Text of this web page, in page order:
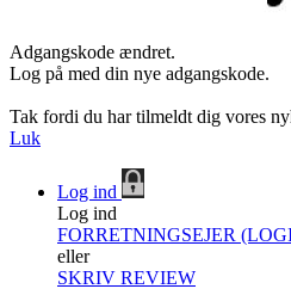
Adgangskode ændret.
Log på med din nye adgangskode.
Tak fordi du har tilmeldt dig vores
Luk
Log ind
Log ind
FORRETNINGSEJER
eller
SKRIV REVIEW